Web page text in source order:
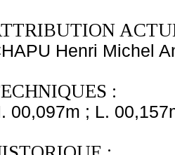
Henri Michel
:
00,097m ; L.